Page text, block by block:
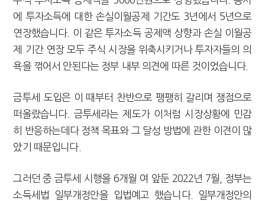
에 투자소득에 대한 손실이월공제 기간도 3년에서 5년으로
연장했습니다. 이 같은 투자소득 공제액 상향과 손실 이월공
제 기간 연장 모두 주식 시장을 위축시키거나 투자자들의 의
욕을 꺾어서 안된다는 정부 내부 의견에 따른 것이었습니다.
금투세 도입은 이 때부터 찬반으로 팽팽히 갈리며 쟁점으로
떠올랐습니다. 금투세라는 제도가 이처럼 시장상황에 민감
히 반응하는데다 정책 목표와 그 달성 방법에 관한 이견이 많
았기 때문입니다.
그러던 중 금투세 시행을 6개월 여 앞둔 2022년 7월, 정부는
소득세법 일부개정안을 입법예고 했습니다. 일부개정안의